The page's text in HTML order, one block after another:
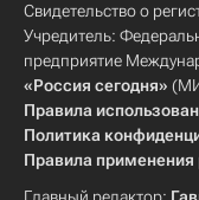
Свидетельство о
Учредитель:
предприятие
«Россия сегодня»
Правила
Политика
Правила применения